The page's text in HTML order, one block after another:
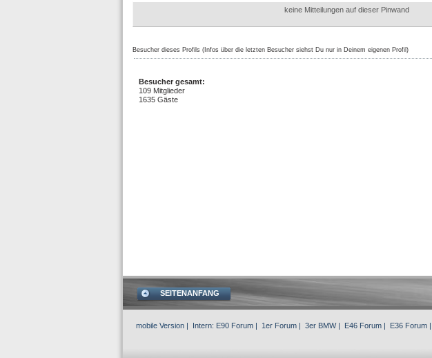
keine Mitteilungen auf dieser Pinwand
Besucher dieses Profils (Infos über die letzten Besucher siehst Du nur in Deinem eigenen Profil)
Besucher gesamt:
109 Mitglieder
1635 Gäste
SEITENANFANG
mobile Version | Intern: E90 Forum | 1er Forum | 3er BMW| E46 Forum | E36 Forum |